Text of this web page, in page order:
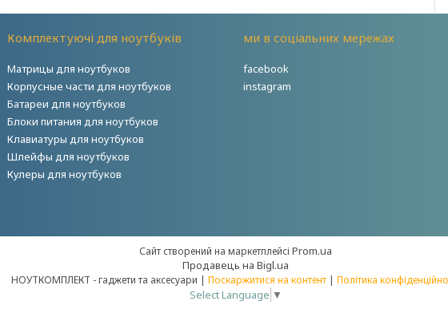
Комплектуючі для ноутбуків
Матрицы для ноутбуков
Корпусные части для ноутбуков
Батареи для ноутбуков
Блоки питания для ноутбуков
Клавиатуры для ноутбуков
Шлейфы для ноутбуков
Кулеры для ноутбуков
ми в соціальних мережах
facebook
instagram
Сайт створений на маркетплейсі Prom.ua
Продавець на Bigl.ua
НОУТКОМПЛЕКТ - гаджети та аксесуари | Поскаржитися на контент | Політика
Select Language ▼